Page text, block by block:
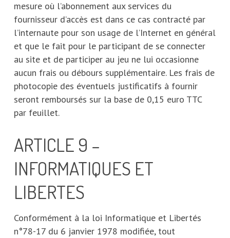
mesure où l’abonnement aux services du
fournisseur d’accès est dans ce cas contracté par
l’internaute pour son usage de l’Internet en général
et que le fait pour le participant de se connecter
au site et de participer au jeu ne lui occasionne
aucun frais ou débours supplémentaire. Les frais de
photocopie des éventuels justificatifs à fournir
seront remboursés sur la base de 0,15 euro TTC
par feuillet.
ARTICLE 9 –
INFORMATIQUES ET
LIBERTES
Conformément à la loi Informatique et Libertés
n°78-17 du 6 janvier 1978 modifiée, tout